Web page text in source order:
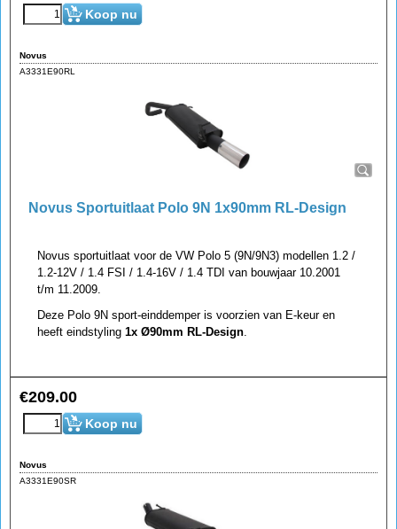
Koop nu
Novus
A3331E90RL
Novus Sportuitlaat Polo 9N 1x90mm RL-Design
Novus sportuitlaat voor de VW Polo 5 (9N/9N3) modellen 1.2 /
1.2-12V / 1.4 FSI / 1.4-16V / 1.4 TDI van bouwjaar 10.2001
t/m 11.2009.
Deze Polo 9N sport-einddemper is voorzien van E-keur en
heeft eindstyling 1x Ø90mm RL-Design
€209.00
Koop nu
Novus
A3331E90SR